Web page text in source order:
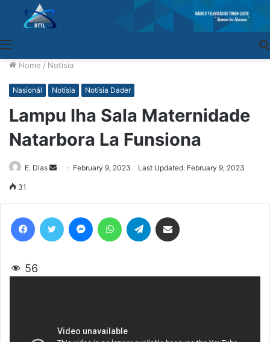
Home / Notísia
Nasionál Notísia Notísia Dader
Lampu Iha Sala Maternidade
Natarbora La Funsiona
E. Dias
SendFebruary 9, 2023 Last Updated: February 9, 2023
31
56